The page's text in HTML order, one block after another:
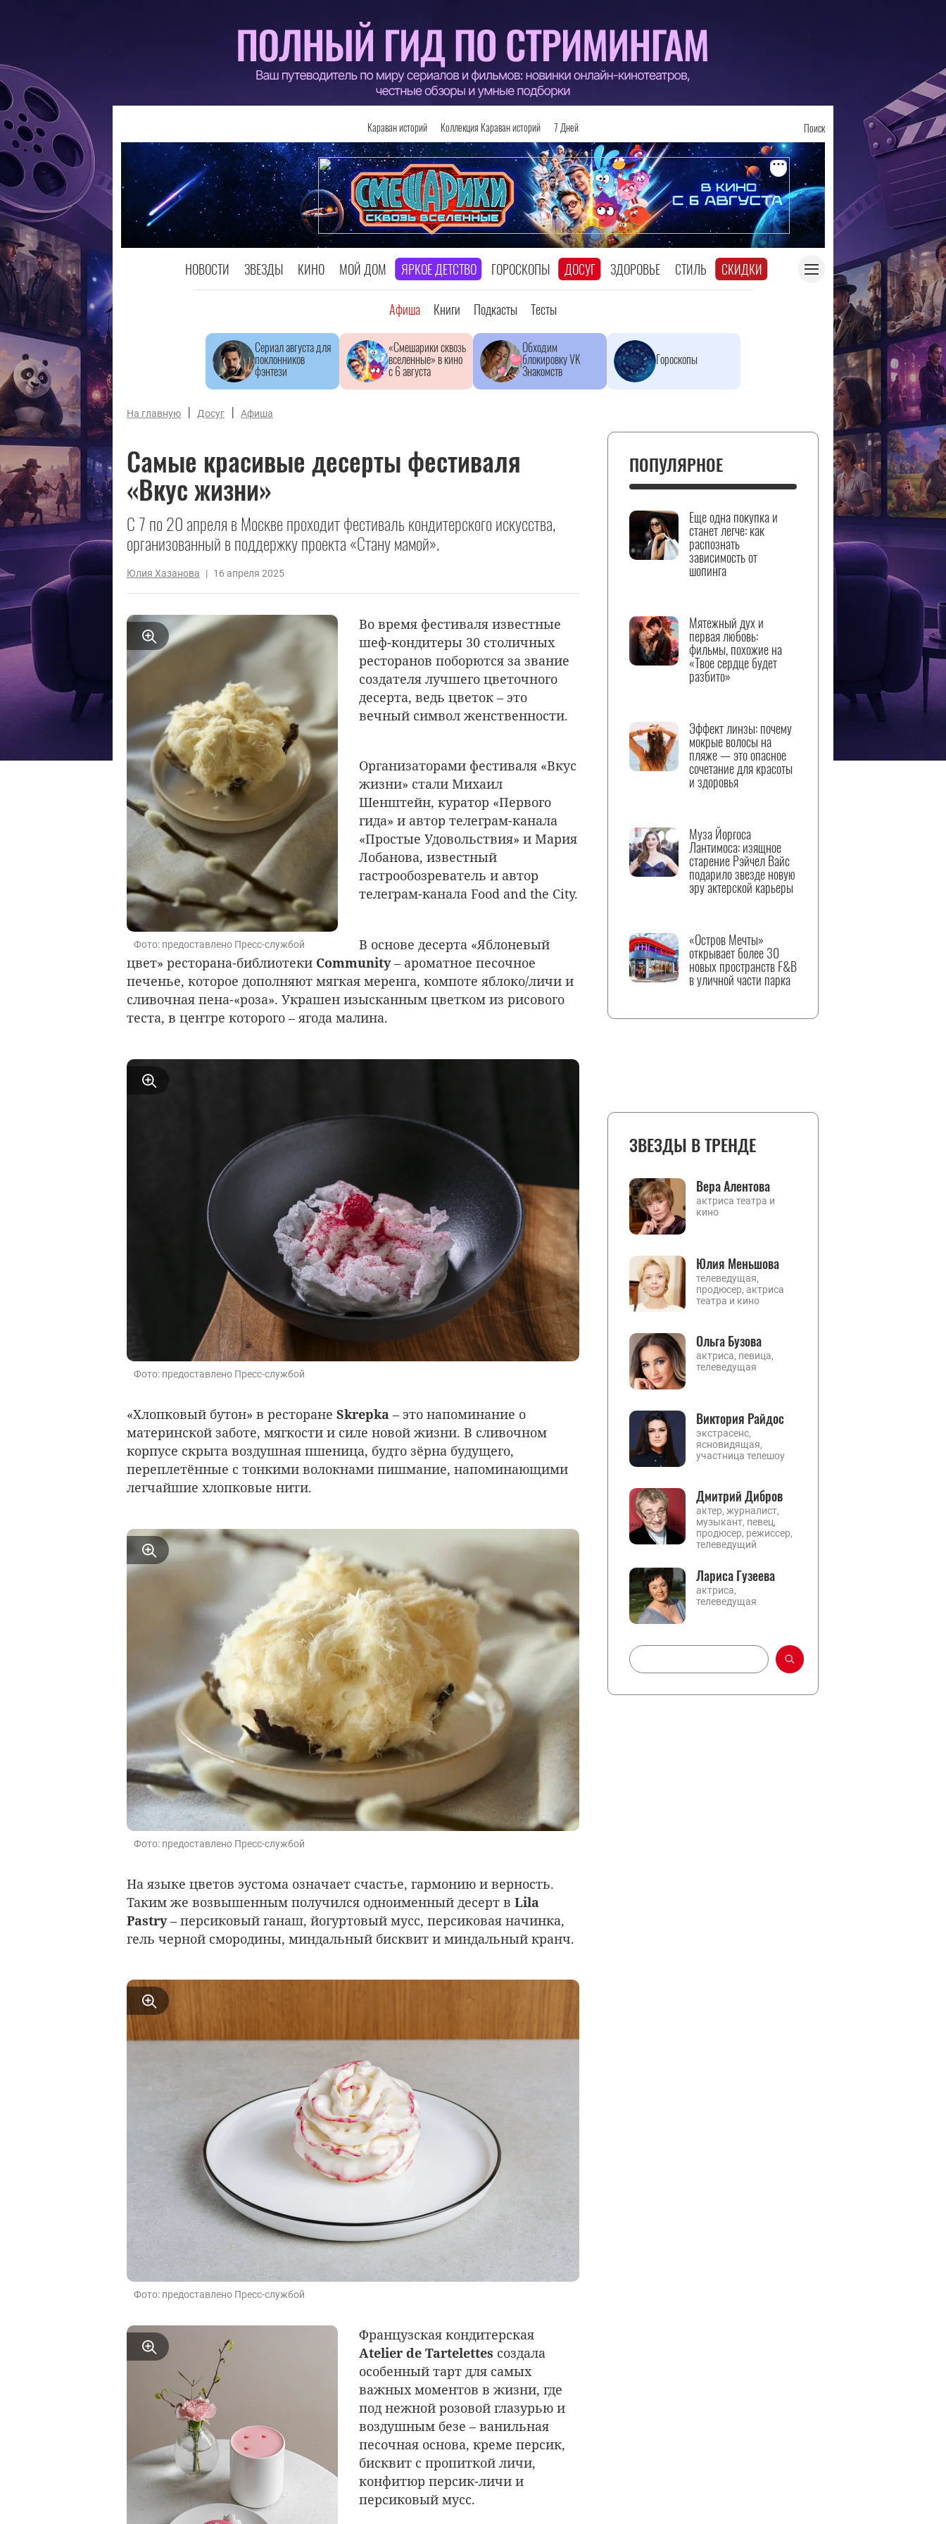
Караван историй Коллекция Караван историй 7 Дней Поиск
НОВОСТИ ЗВЕЗДЫ КИНО МОЙ ДОМ ЯРКОЕ ДЕТСТВО ГОРОСКОПЫ ДОСУГ ЗДОРОВЬЕ СТИЛЬ СКИДКИ
Афиша Книги Подкасты Тесты
Сериал августа для
поклонников
фэнтези
«Смешарики сквозь
вселенные» в кино
с 6 августа
Обходим
блокировку VK
Знакомств
Гороскопы
На главную | Досуг | Афиша
Самые красивые десерты фестиваля
«Вкус жизни»
С 7 по 20 апреля в Москве проходит фестиваль кондитерского искусства,
организованный в поддержку проекта «Стану мамой».
Юлия Хазанова | 16 апреля 2025
Фото: предоставлено Пресс-службой
Во время фестиваля известные
шеф-кондитеры 30 столичных
ресторанов поборются за звание
создателя лучшего цветочного
десерта, ведь цветок – это
вечный символ женственности.
Организаторами фестиваля «Вкус
жизни» стали Михаил
Шенштейн, куратор «Первого
гида» и автор телеграм-канала
«Простые Удовольствия» и Мария
Лобанова, известный
гастрообозреватель и автор
телеграм-канала Food and the City.
В основе десерта «Яблоневый
цвет» ресторана-библиотеки Community– ароматное песочное
печенье, которое дополняют мягкая меренга, компоте яблоко/личи и
сливочная пена-«роза». Украшен изысканным цветком из рисового
теста, в центре которого – ягода малина.
Фото: предоставлено Пресс-службой
«Хлопковый бутон» в ресторане Skrepka – это напоминание о
материнской заботе, мягкости и силе новой жизни. В сливочном
корпусе скрыта воздушная пшеница, будто зёрна будущего,
переплетённые с тонкими волокнами пишмание, напоминающими
легчайшие хлопковые нити.
Фото: предоставлено Пресс-службой
На языке цветов эустома означает счастье, гармонию и верность.
Таким же возвышенным получился одноименный десерт в Lila
Pastry– персиковый ганаш, йогуртовый мусс, персиковая начинка,
гель черной смородины, миндальный бисквит и миндальный кранч.
Фото: предоставлено Пресс-службой
Французская кондитерская
Atelier de Tartelettes создала
особенный тарт для самых
важных моментов в жизни, где
под нежной розовой глазурью и
воздушным безе – ванильная
песочная основа, креме персик,
бисквит с пропиткой личи,
конфитюр персик-личи и
персиковый мусс.
ПОПУЛЯРНОЕ
Еще одна покупка и
станет легче: как
распознать
зависимость от
шопинга
Мятежный дух и
первая любовь:
фильмы, похожие на
«Твое сердце будет
разбито»
Эффект линзы: почему
мокрые волосы на
пляже — это опасное
сочетание для красоты
и здоровья
Муза Йоргоса
Лантимоса: изящное
старение Рэйчел Вайс
подарило звезде новую
эру актерской карьеры
«Остров Мечты»
открывает более 30
новых пространств F&B
в уличной части парка
ЗВЕЗДЫ В ТРЕНДЕ
Вера Алентова
актриса театра и
кино
Юлия Меньшова
телеведущая,
продюсер, актриса
театра и кино
Ольга Бузова
актриса, певица,
телеведущая
Виктория Райдос
экстрасенс,
ясновидящая,
участница телешоу
Дмитрий Дибров
актер, журналист,
музыкант, певец,
продюсер, режиссер,
телеведущий
Лариса Гузеева
актриса,
телеведущая